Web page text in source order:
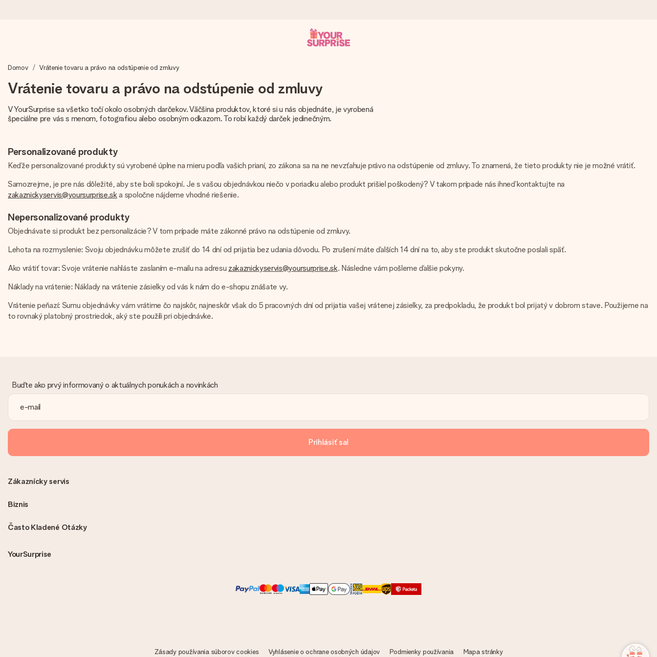
Váš darček starostlivo vyrobíme a bleskovo odošleme – aby ste ho mohli darovať presne v ten správny okamih, keď na tom najviac záleží.
4,7 (na základe +15 000 recenzií)
Kartička s venovaním zdarma
Vytvorte niečo výnimočné v pár jednoduchých krokoch – s jej menom, vašou fotografiou alebo odkazom, ktorý naozaj zahreje pri srdci. Žiadne zbytočnosti, len veľa lásky pre ten pravý moment.
Domov Vrátenie tovaru a právo na odstúpenie od zmluvy
Vrátenie tovaru a právo na odstúpenie od zmluvy
V YourSurprise sa všetko točí okolo osobných darčekov. Väčšina produktov, ktoré si u nás objednáte, je vyrobená
špeciálne pre vás s menom, fotografiou alebo osobným odkazom. To robí každý darček jedinečným.
Personalizované produkty
Keďže personalizované produkty sú vyrobené úplne na mieru podľa vašich prianí, zo zákona sa na ne nevzťahuje právo na odstúpenie od zmluvy. To znamená, že tieto produkty nie je možné vrátiť.
Samozrejme, je pre nás dôležité, aby ste boli spokojní. Je s vašou objednávkou niečo v poriadku alebo produkt prišiel poškodený? V takom prípade nás ihneď kontaktujte na
zakaznickyservis@yoursurprise.sk a spoločne nájdeme vhodné riešenie.
Nepersonalizované produkty
Objednávate si produkt bez personalizácie? V tom prípade máte zákonné právo na odstúpenie od zmluvy.
Lehota na rozmyslenie: Svoju objednávku môžete zrušiť do 14 dní od prijatia bez udania dôvodu. Po zrušení máte ďalších 14 dní na to, aby ste produkt skutočne poslali späť.
Ako vrátiť tovar: Svoje vrátenie nahláste zaslaním e-mailu na adresu zakaznickyservis@yoursurprise.sk. Následne vám pošleme ďalšie pokyny.
Náklady na vrátenie: Náklady na vrátenie zásielky od vás k nám do e-shopu znášate vy.
Vrátenie peňazí: Sumu objednávky vám vrátime čo najskôr, najneskôr však do 5 pracovných dní od prijatia vašej vrátenej zásielky, za predpokladu, že produkt bol prijatý v dobrom stave. Použijeme na
to rovnaký platobný prostriedok, aký ste použili pri objednávke.
Buďte ako prvý informovaný o aktuálnych ponukách a novinkách
Prihlásiť sa!
Často Kladené Otázky
YourSurprise
Zákaznícky servis
Biznis
Zásady používania súborov cookies Vyhlásenie o ochrane osobných údajov Podmienky používania Mapa stránky